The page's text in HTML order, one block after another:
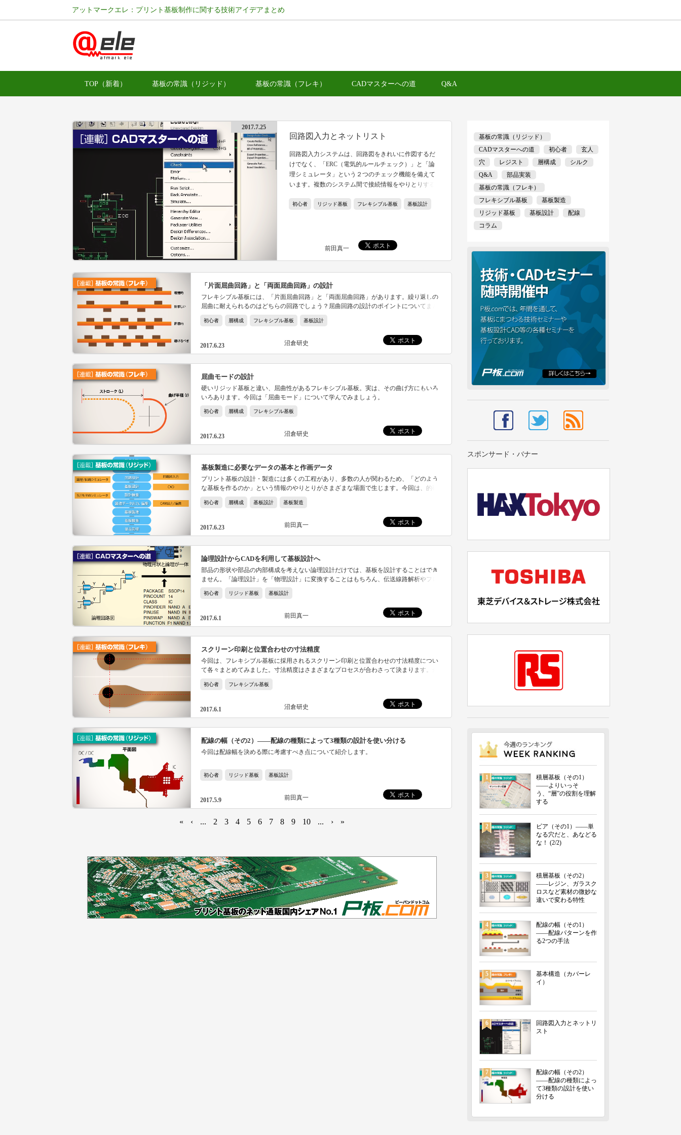
アットマークエレ：プリント基板制作に関する技術アイデアまとめ
TOP（新着） 基板の常識（リジッド） 基板の常識（フレキ） CADマスターへの道 Q&A
回路図入力とネットリスト
回路図入力システムは、回路図をきれいに作図するだ
けでなく、「ERC（電気的ルールチェック）」と「論
理シミュレータ」という２つのチェック機能を備えて
います。複数のシステム間で接続情報をやりとりする
リストについて、理解を深めてみましょう！
2017.7.25
前田真一
初心者 リジッド基板 フレキシブル基板 基板設計
「片面屈曲回路」と「両面屈曲回路」の設計
フレキシブル基板には、「片面屈曲回路」と「両面屈曲回路」があります。繰り返しの
屈曲に耐えられるのはどちらの回路でしょう？屈曲回路の設計のポイントについてまと
初心者 層構成 フレキシブル基板 基板設計
2017.6.23 沼倉研史
屈曲モードの設計
硬いリジッド基板と違い、屈曲性があるフレキシブル基板。実は、その曲げ方にもいろ
いろあります。今回は「屈曲モード」について学んでみましょう。
初心者 層構成 フレキシブル基板
2017.6.23 沼倉研史
基板製造に必要なデータの基本と作画データ
プリント基板の設計・製造には多くの工程があり、多数の人が関わるため、「どのよう
な基板を作るのか」という情報のやりとりがさまざまな場面で生じます。今回は、的確
ータを紹介します。
初心者 層構成 基板設計 基板製造
2017.6.23 前田真一
論理設計からCADを利用して基板設計へ
部品の形状や部品の内部構成を考えない論理設計だけでは、基板を設計することはでき
ません。「論理設計」を「物理設計」に変換することはもちろん、伝送線路解析やフロ
初心者 リジッド基板 基板設計
2017.6.1 前田真一
スクリーン印刷と位置合わせの寸法精度
今回は、フレキシブル基板に採用されるスクリーン印刷と位置合わせの寸法精度につい
て各々まとめてみました。寸法精度はさまざまなプロセスが合わさって決まります。余
初心者 フレキシブル基板
2017.6.1 沼倉研史
配線の幅（その2）――配線の種類によって3種類の設計を使い分ける
今回は配線幅を決める際に考慮すべき点について紹介します。
初心者 リジッド基板 基板設計
2017.5.9 前田真一
« ‹ ... 2 3 4 5 6 7 8 9 10 ... › »
基板の常識（リジッド）
CADマスターへの道
初心者
玄人
穴
レジスト 層構成
シルク
Q&A
部品実装
基板の常識（フレキ）
フレキシブル基板
基板製造
リジッド基板
基板設計
配線
コラム
スポンサード・バナー
1
積層基板（その1）
――よりいっそ
う、“層”の役割を理解
する
2
ビア（その1）――単
なる穴だと、あなどる
な！ (2/2)
3
積層基板（その2）
――レジン、ガラスク
ロスなど素材の微妙な
違いで変わる特性
4
配線の幅（その1）
――配線パターンを作
る2つの手法
5
基本構造（カバーレ
イ）
6
回路図入力とネットリ
スト
7
配線の幅（その2）
――配線の種類によっ
て3種類の設計を使い
分ける